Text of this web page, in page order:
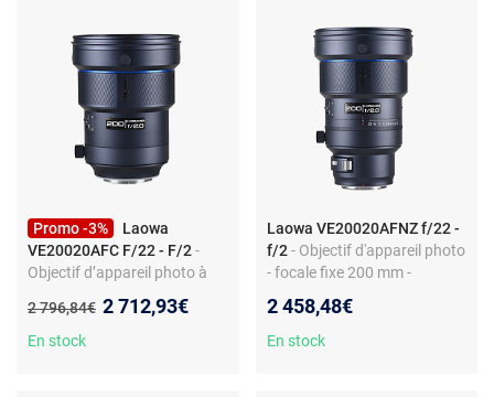
Promo -3%
Laowa
VE20020AFC F/22 - F/2-
Objectif d’appareil photo à
RF - f/2 - filtre 67 mm
Ancien prix :
2 796,84€ Nouveau prix :
2 712,93€
En stock
Laowa VE20020AFNZ f/22 -
f/2 - Objectif d'appareil photo
- focale fixe 200 mm -
Nikon
2 458,48€
En stock